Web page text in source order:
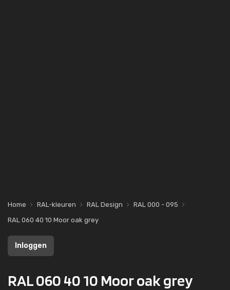
Home RAL-kleuren RAL Design
RAL 000 - 095
RAL 060 40 10 Moor oak grey
Inloggen
RAL 060 40 10 Moor oak grey